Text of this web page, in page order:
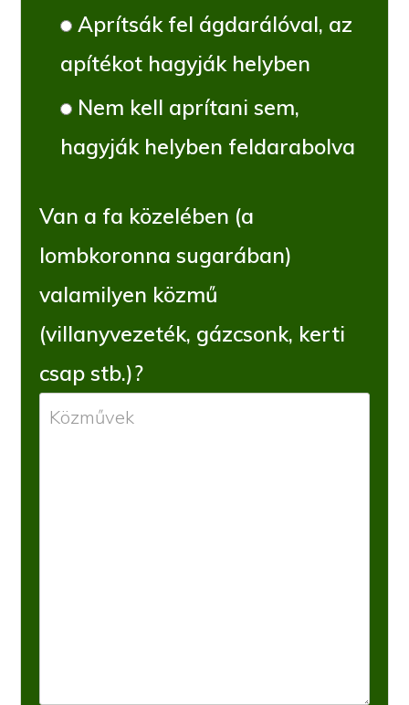
Aprítsák fel ágdarálóval, az
apítékot hagyják helyben
Nem kell aprítani sem,
hagyják helyben feldarabolva
Van a fa közelében (a
lombkoronna sugarában)
valamilyen közmű
(villanyvezeték, gázcsonk, kerti
csap stb.)?